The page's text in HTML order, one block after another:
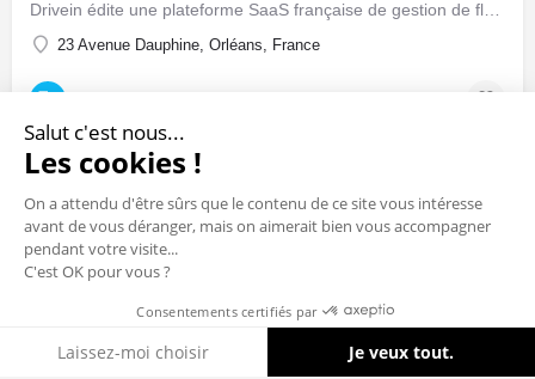
23 Avenue Dauphine, Orléans, France
Salut c'est nous...
Les cookies !
On a attendu d'être sûrs que le contenu de ce site vous intéresse
avant de vous déranger, mais on aimerait bien vous accompagner
pendant votre visite...
C'est OK pour vous ?
Consentements certifiés par
Laissez-moi choisir Je veux tout.